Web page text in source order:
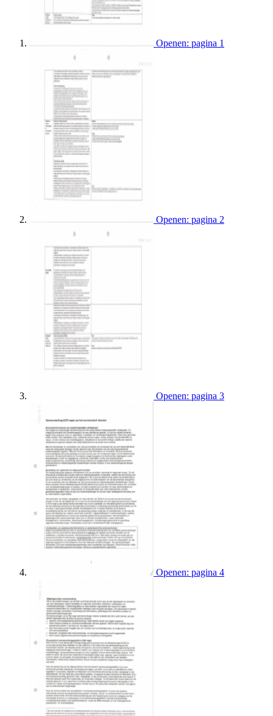
Openen: pagina 1
Openen: pagina 2
Openen: pagina 3
Openen: pagina 4